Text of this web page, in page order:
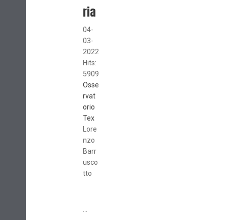
ria
04-
03-
2022
Hits:
5909
Osse
rvat
orio
Tex
Lore
nzo
Barr
usco
tto